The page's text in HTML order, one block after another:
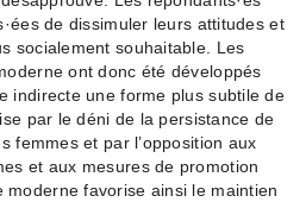
de dissimuler leurs attitudes et
socialement souhaitable. Les
ont donc été développés
indirecte une forme plus subtile de
par le déni de la persistance de
femmes et par l’opposition aux
et aux mesures de promotion
moderne favorise ainsi le maintien